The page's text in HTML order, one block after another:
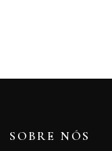
SOBRE NÓS